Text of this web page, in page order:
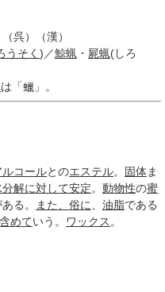
（呉）（漢）
うそく )／鯨蝋 ・ 屍蝋(しろ
は「蠟」。
コールとのエステル。 固体ま
分解に対して安定。 動物性の蜜
る。 また、 俗に 油脂である
含めていう。 ワックス 。